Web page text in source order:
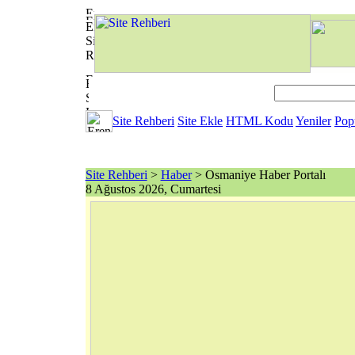
Site Rehberi Site Ekle HTML Kodu Yeniler
Site Rehberi > Haber> Osmaniye Haber Portalı
8 Ağustos 2026, Cumartesi